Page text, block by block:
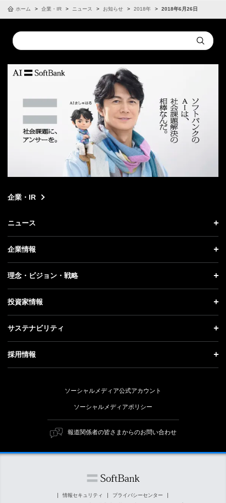
ホーム 企業・IR ニュース お知らせ 2018年 2018年6月26日
Conduct
a
Submit
企業・IR
ニュース
ニュース トップ
プレスリリース
更新情報
記者説明会
企業情報
企業情報 トップ
社長メッセージ
事業紹介
ガバナンス
理念・ビジョン・戦略
理念・ビジョン・戦略 トップ
成長戦略「Activate AI for Society」
人材戦略
投資家情報
投資家情報 トップ
経営方針
個人投資家の皆さまへ
株式と社債について
サステナビリティ
サステナビリティ トップ
トップメッセージ
ESG方針・体制
マテリアリティ（重要課題）
ESGの主な取り組み
外部評価・イニシアチブ
採用情報
障がい者採用
ソーシャルメディア公式アカウント
ソーシャルメディアポリシー
報道関係者の皆さまからのお問い合わせ
情報セキュリティ
プライバシーセンター